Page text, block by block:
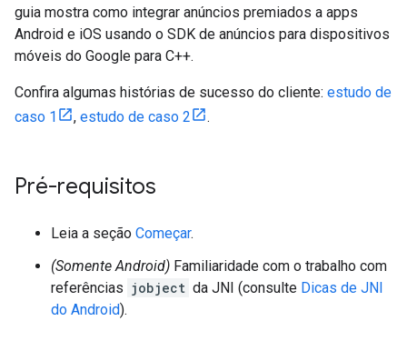
guia mostra como integrar anúncios premiados a apps
Android e iOS usando o SDK de anúncios para dispositivos
móveis do Google para C++.
Confira algumas histórias de sucesso do cliente: estudo de
caso 1
, estudo de caso 2 .
Pré-requisitos
Leia a seção Começar.
(Somente Android) Familiaridade com o trabalho com
referências jobject da JNI (consulte Dicas de JNI
do Android).